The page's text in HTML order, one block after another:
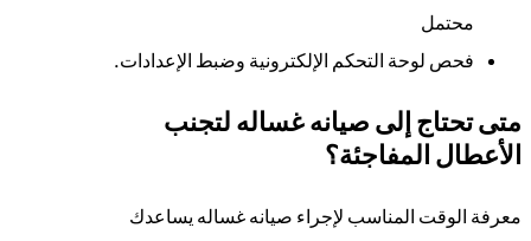
محتمل
فحص لوحة التحكم الإلكترونية وضبط الإعدادات.
متى تحتاج إلى صيانه غساله لتجنب
الأعطال المفاجئة؟
معرفة الوقت المناسب لإجراء صيانه غساله يساعدك